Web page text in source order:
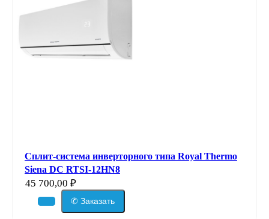
Сплит-система инверторного типа Royal Thermo
Siena DC RTSI-12HN8
45 700,00 ₽
✆ Заказать